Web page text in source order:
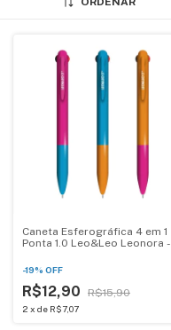
Caneta Esferográfica 4 em 1
Ponta 1.0 Leo&Leo Leonora -
-19% OFF
R$12,90 R$15,90
2 x de R$7,07